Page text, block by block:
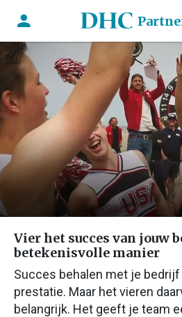
Vier het succes van jouw
betekenisvolle manier
Succes behalen met je
prestatie. Maar het vieren
belangrijk. Het geeft je team